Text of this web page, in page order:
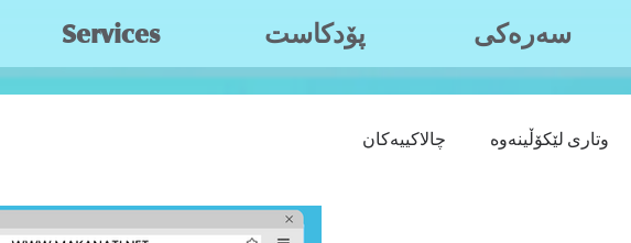
سه‌ره‌كی پۆدکاست Services
وتاری لێکۆڵینەوە چالاکییەکان